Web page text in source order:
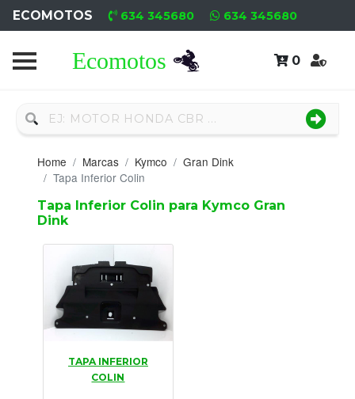
ECOMOTOS 634 345680 634 345680
0
Home
Nuevo
Neumáticos
Campa
Motores
Nuevos
Motores
Usados
Tasaciones
Home Marcas Kymco
Gran Dink
Tapa Inferior Colin
Tapa Inferior Colin para Kymco Gran
Dink
TAPA INFERIOR
COLIN